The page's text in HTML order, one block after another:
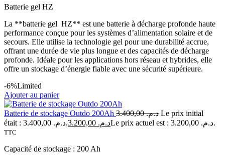
Batterie gel HZ
La **batterie gel HZ** est une batterie à décharge profonde haute
performance conçue pour les systèmes d’alimentation solaire et de
secours. Elle utilise la technologie gel pour une durabilité accrue,
offrant une durée de vie plus longue et des capacités de décharge
profonde. Idéale pour les applications hors réseau et hybrides, elle
offre un stockage d’énergie fiable avec une sécurité supérieure.
-6%Limited
Ajouter au panier
Batterie de stockage Outdo 200Ah د.م.3.400,00
Le prix initial
était : د.م. 3.400,00.
د.م. Le prix actuel est : د.م. 3.200,00.
TTC
Capacité de stockage : 200 Ah